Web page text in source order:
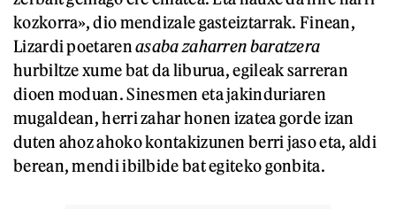
kozkorra», dio mendizale gasteiztarrak. Finean,
Lizardi poetarenasaba zaharren baratzera
hurbiltze xume bat da liburua, egileak sarreran
dioen moduan. Sinesmen eta jakinduriaren
mugaldean, herri zahar honen izatea gorde izan
duten ahoz ahoko kontakizunen berri jaso eta, aldi
berean, mendi ibilbide bat egiteko gonbita.